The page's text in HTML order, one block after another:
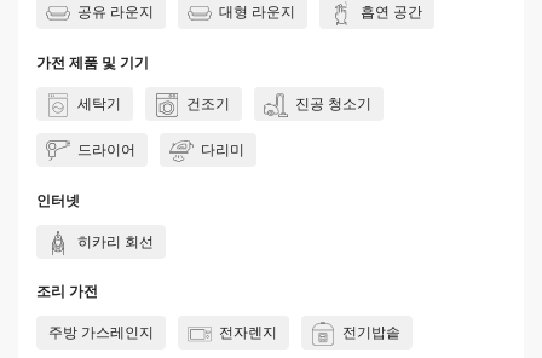
공유 라운지 대형 라운지 흡연 공간
가전 제품 및 기기
세탁기 건조기 진공 청소기
드라이어 다리미
인터넷
히카리 회선
조리 가전
주방 가스레인지 전자렌지 전기밥솥